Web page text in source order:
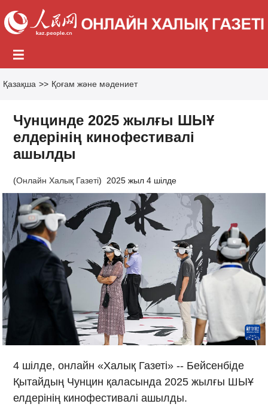
Қазақша >> Қоғам және мәдениет
Чунцинде 2025 жылғы ШЫҰ
елдерінің кинофестивалі
ашылды
(Онлайн Халық Газеті) 2025 жыл 4 шілде
4 шілде, онлайн «Халық Газеті» -- Бейсенбіде
Қытайдың Чунцин қаласында 2025 жылғы ШЫҰ
елдерінің кинофестивалі ашылды.